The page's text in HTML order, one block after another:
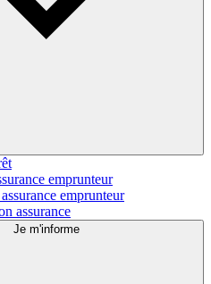
emprunteur
emprunteur
assurance
Je m'informe